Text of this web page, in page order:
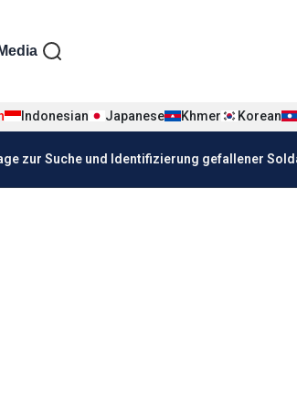
tiếng Đức
Media
Indonesian Japanese Khmer Korean
zur Suche und Identifizierung gefallener